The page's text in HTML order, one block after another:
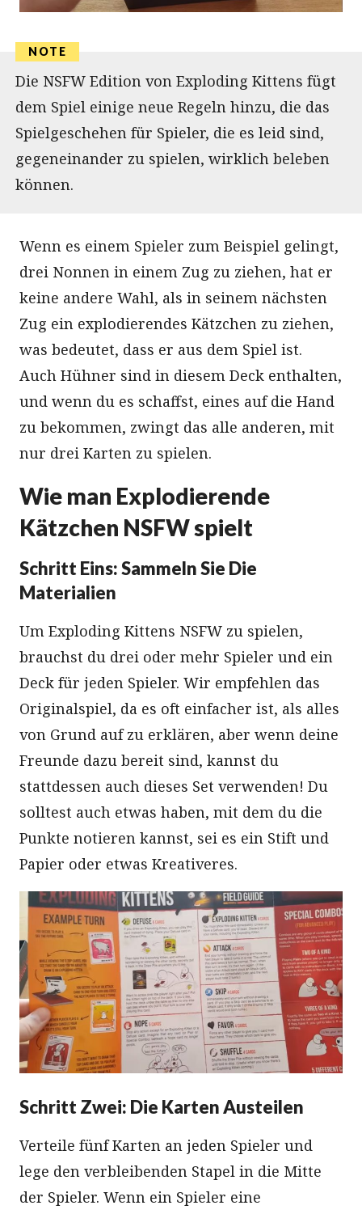
Die NSFW Edition von Exploding Kittens fügt
dem Spiel einige neue Regeln hinzu, die das
Spielgeschehen für Spieler, die es leid sind,
gegeneinander zu spielen, wirklich beleben
können.
Wenn es einem Spieler zum Beispiel gelingt,
drei Nonnen in einem Zug zu ziehen, hat er
keine andere Wahl, als in seinem nächsten
Zug ein explodierendes Kätzchen zu ziehen,
was bedeutet, dass er aus dem Spiel ist.
Auch Hühner sind in diesem Deck enthalten,
und wenn du es schaffst, eines auf die Hand
zu bekommen, zwingt das alle anderen, mit
nur drei Karten zu spielen.
Wie man Explodierende
Kätzchen NSFW spielt
Schritt Eins: Sammeln Sie Die
Materialien
Um Exploding Kittens NSFW zu spielen,
brauchst du drei oder mehr Spieler und ein
Deck für jeden Spieler. Wir empfehlen das
Originalspiel, da es oft einfacher ist, als alles
von Grund auf zu erklären, aber wenn deine
Freunde dazu bereit sind, kannst du
stattdessen auch dieses Set verwenden! Du
solltest auch etwas haben, mit dem du die
Punkte notieren kannst, sei es ein Stift und
Papier oder etwas Kreativeres.
Schritt Zwei: Die Karten Austeilen
Verteile fünf Karten an jeden Spieler und
lege den verbleibenden Stapel in die Mitte
der Spieler. Wenn ein Spieler eine